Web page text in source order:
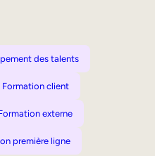
des talents
Formation client
externe
première ligne